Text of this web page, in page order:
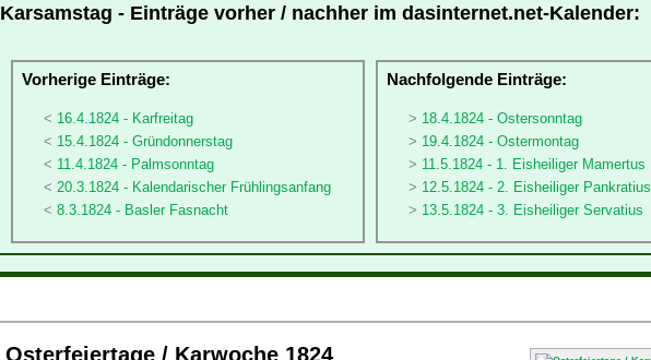
Karsamstag - Einträge vorher / nachher im dasinternet.net-Kalender:
Vorherige Einträge:
16.4.1824 - Karfreitag
15.4.1824 - Gründonnerstag
11.4.1824 - Palmsonntag
20.3.1824 - Kalendarischer Frühlingsanfang
8.3.1824 - Basler Fasnacht
Nachfolgende Einträge:
18.4.1824 - Ostersonntag
19.4.1824 - Ostermontag
11.5.1824 - 1. Eisheiliger Mamertus
12.5.1824 - 2. Eisheiliger Pankratius
13.5.1824 - 3. Eisheiliger Servatius
Osterfeiertage / Karwoche 1824